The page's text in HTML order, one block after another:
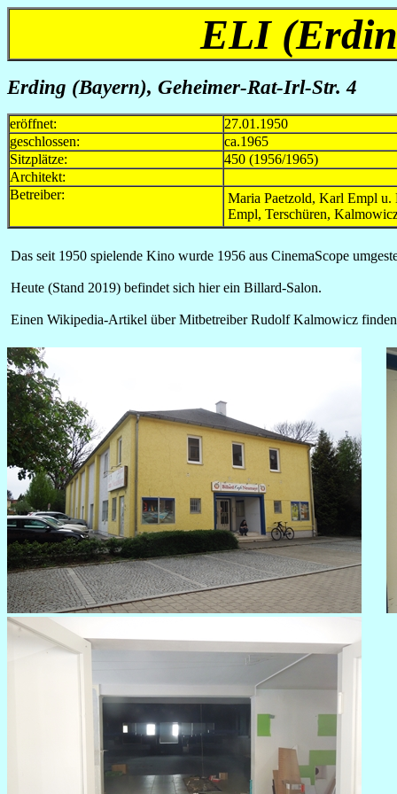
ELI
Erding (Bayern), Geheimer-Rat-Irl-Str. 4
eröffnet:
27.01.1950
geschlossen:
ca.1965
Sitzplätze:
450 (1956/1965)
Architekt:
Betreiber:
Maria Paetzold, Karl Empl
Empl, Terschüren,
Das seit 1950 spielende Kino wurde 1956 aus CinemaScope
Heute (Stand 2019) befindet sich hier ein Billard-Salon.
Einen Wikipedia-Artikel über Mitbetreiber Rudolf Kalmowicz